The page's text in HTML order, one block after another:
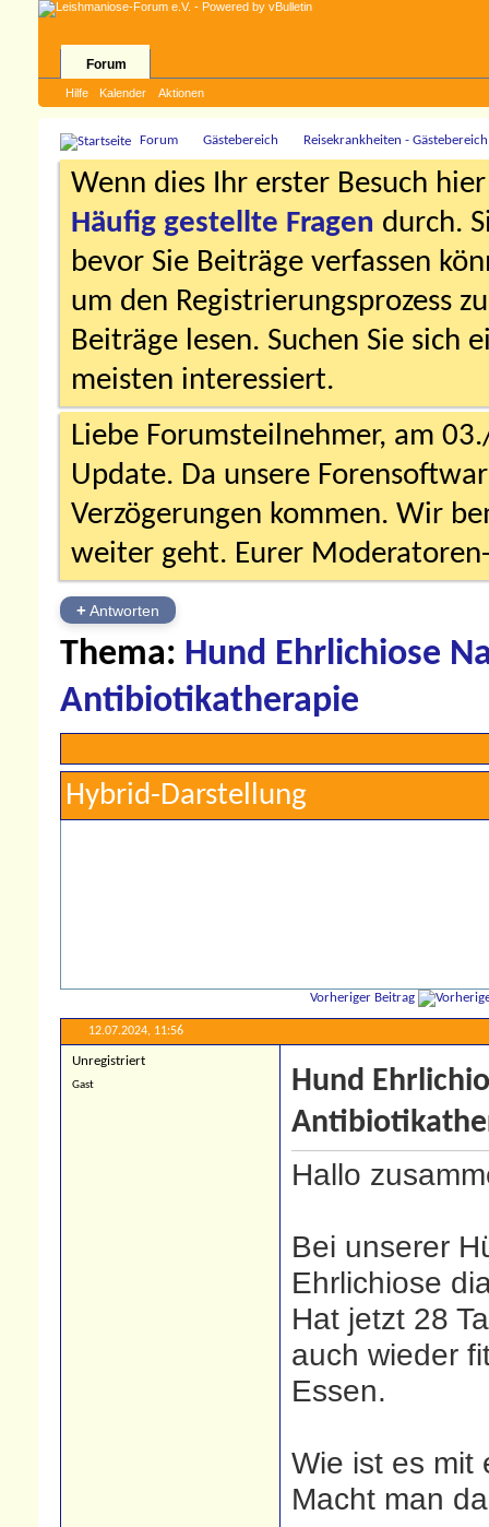
Forum
Hilfe Kalender Aktionen
Forum Gästebereich Reisekrankheiten - Gästebereich
Wenn dies Ihr erster Besuch
Häufig gestellte Fragen durch.
bevor Sie Beiträge verfassen
um den Registrierungsprozess
Beiträge lesen. Suchen Sie sich
meisten interessiert.
Liebe Forumsteilnehmer, am
Update. Da unsere
Verzögerungen kommen. Wir
weiter geht. Eurer
+Antworten
Thema: Hund Ehrlichiose
Antibiotikatherapie
Hybrid-Darstellung
Vorheriger Beitrag
12.07.2024, 11:56
Unregistriert
Gast
Hund
Hallo
Bei unserer
Ehrlichiose
Hat jetzt 28
auch wieder
Essen.
Wie ist es mit
Macht man